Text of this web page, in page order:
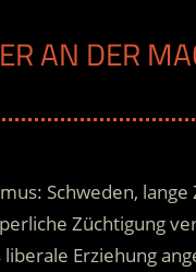
AN DER
Schweden,
Züchtigung
Erziehung